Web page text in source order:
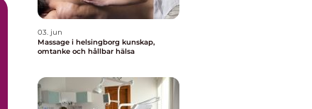
03. jun
Massage i helsingborg kunskap,
omtanke och hållbar hälsa